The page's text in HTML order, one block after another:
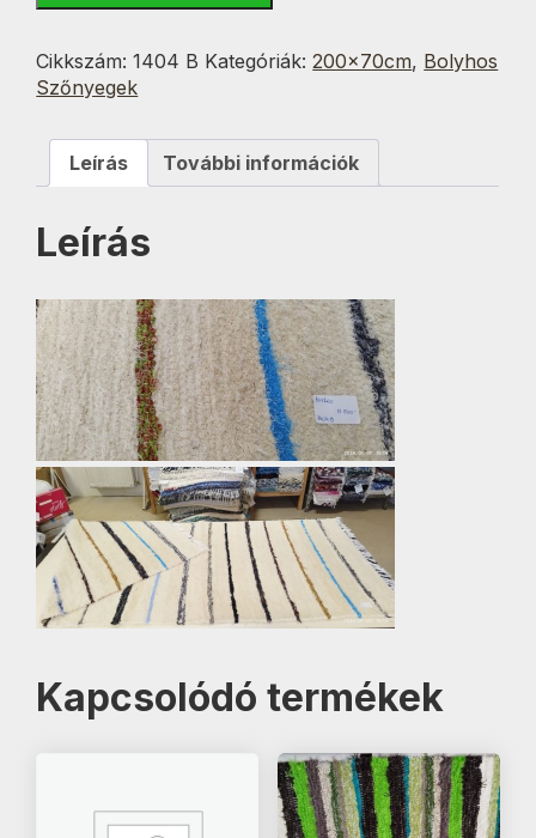
70x200
cm
mennyiség
Cikkszám:1404 B Kategóriák:200x70cm, Bolyhos
Szőnyegek
Leírás További információk
Leírás
Kapcsolódó termékek